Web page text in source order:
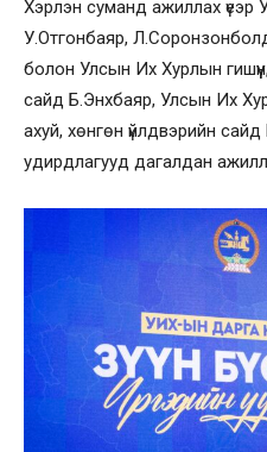
Хэрлэн суманд ажиллах үеэр
У.Отгонбаяр,
болон Улсын Их Хурлын
сайд Б.Энхбаяр, Улсын Их
ахуй, хөнгөн үйлдвэрийн
удирдлагууд дагалдан